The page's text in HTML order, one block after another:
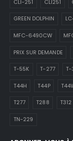
CLI-251 CLI251
GREEN DOLPHIN
MFC-6490CW
PRIX SUR DEMANDE
T-55K T-277 T-
T44H T44P
T277 T288 T312
TN-229